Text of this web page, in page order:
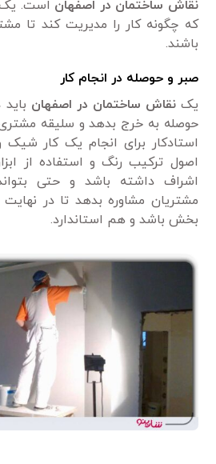
نقاش ساختمان در اصفهان است. یک
که چگونه کار را مدیریت کند تا
باشند.
صبر و حوصله در انجام کار
یکنقاش ساختمان در اصفهان
حوصله به خرج بدهد و سلیقه مشتری
استادکار برای انجام یک کار
اصول ترکیب رنگ و استفاده از
اشراف داشته باشد و حتی
مشتریان مشاوره بدهد تا در
بخش باشد و هم استاندارد.